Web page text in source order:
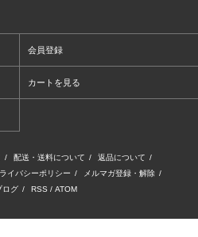
会員登録
カートを見る
/ 配送・送料について / 返品について /
イバシーポリシー / メルマガ登録・解除 /
ログ / RSS / ATOM